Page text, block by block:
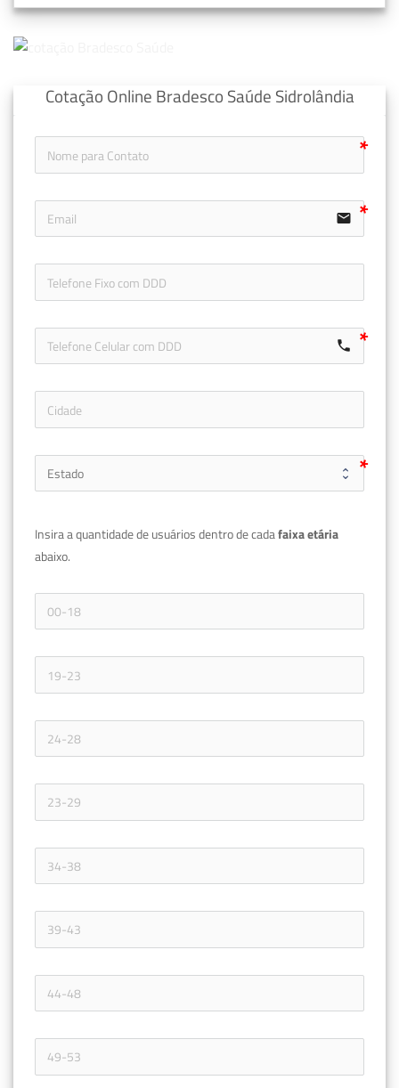
Cotação Online Bradesco Saúde Sidrolândia
email
call
Insira a quantidade de usuários dentro de cada
abaixo.